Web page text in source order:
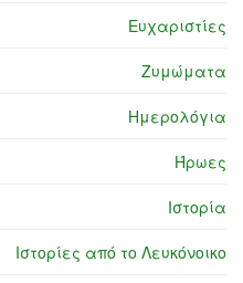
Ευχαριστίες
Ζυμώματα
Ημερολόγια
Ήρωες
Ιστορία
Ιστορίες από το Λευκόνοικο